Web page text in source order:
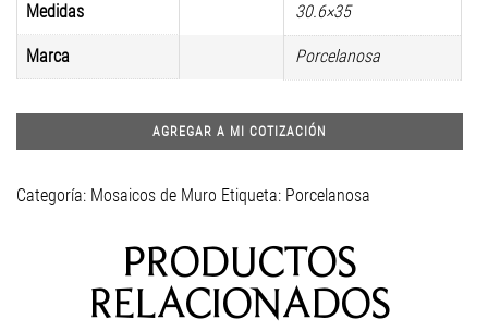
Medidas 30.6×35
Marca Porcelanosa
AGREGAR A MI COTIZACIÓN
Categoría: Mosaicos de Muro Etiqueta: Porcelanosa
PRODUCTOS
RELACIONADOS